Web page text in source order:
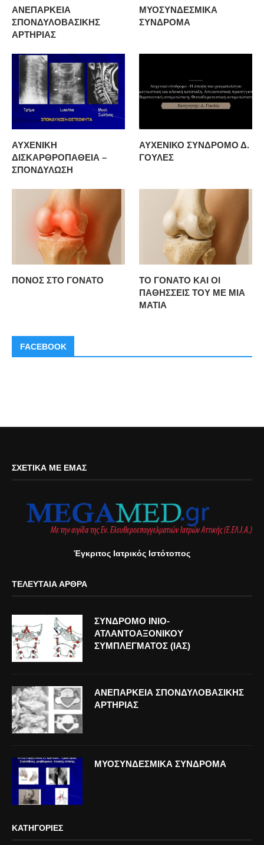
ΑΝΕΠΑΡΚΕΙΑ
ΣΠΟΝΔΥΛΟΒΑΣΙΚΗΣ
ΑΡΤΗΡΙΑΣ
ΜΥΟΣΥΝΔΕΣΜΙΚΑ
ΣΥΝΔΡΟΜΑ
ΑΥΧΕΝΙΚΗ
ΔΙΣΚΑΡΘΡΟΠΑΘΕΙΑ –
ΣΠΟΝΔΥΛΩΣΗ
ΑΥΧΕΝΙΚΟ ΣΥΝΔΡΟΜΟ Δ.
ΓΟΥΛΕΣ
ΠΟΝΟΣ ΣΤΟ ΓΟΝΑΤΟ
ΤΟ ΓΟΝΑΤΟ ΚΑΙ ΟΙ
ΠΑΘΗΣΣΕΙΣ ΤΟΥ ΜΕ ΜΙΑ
ΜΑΤΙΑ
FACEBOOK
ΣΧΕΤΙΚΆ ΜΕ ΕΜΆΣ
Έγκριτος Ιατρικός Ιστότοπος
ΤΕΛΕΥΤΑΊΑ ΆΡΘΡΑ
ΣΥΝΔΡΟΜΟ ΙΝΙΟ-
ΑΤΛΑΝΤΟΑΞΟΝΙΚΟΥ
ΣΥΜΠΛΕΓΜΑΤΟΣ (ΙΑΣ)
ΑΝΕΠΑΡΚΕΙΑ ΣΠΟΝΔΥΛΟΒΑΣΙΚΗΣ
ΑΡΤΗΡΙΑΣ
ΜΥΟΣΥΝΔΕΣΜΙΚΑ ΣΥΝΔΡΟΜΑ
ΚΑΤΗΓΟΡΊΕΣ